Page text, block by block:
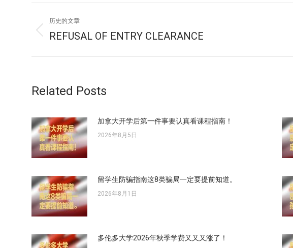
章
导
航
历史的文章
历
章：
REFUSAL OF ENTRY CLEARANCE
Related Posts
加拿大开学后第一件事要认真看课程指南！
2026年8月5日
留学生防骗指南这8类骗局一定要提前知道。
2026年8月1日
多伦多大学2026年秋季学费又又又涨了！